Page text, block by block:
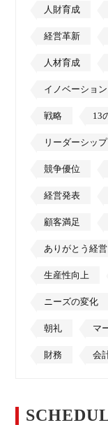
人財育成
経営革新
人材育成
イノベーション
戦略 13
リーダーシップ
競争優位
経営発表
顧客満足
ありがとう経営
生産性向上
ニーズの変化
朝礼 マ
財務 会